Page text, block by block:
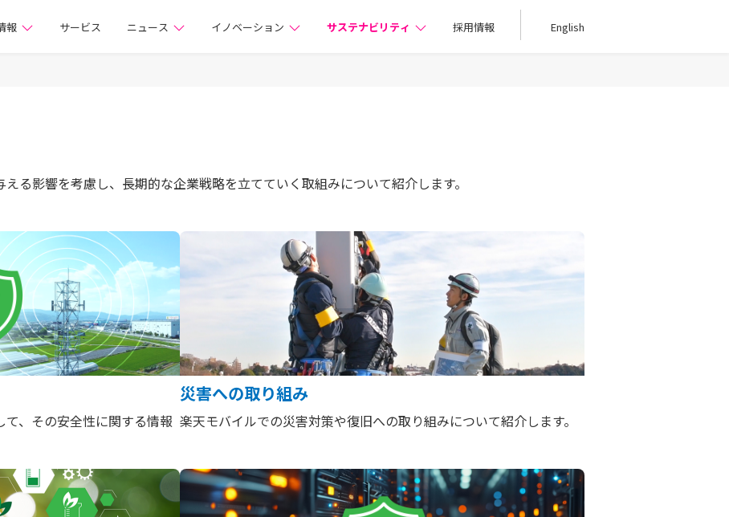
株式会社
報 サービス ニュース イノベーション サステナビリティ 採用情報 English
る影響を考慮し、長期的な企業戦略を立てていく取組みについて紹介します。
、その安全性に関する情報
災害への取り組み
楽天モバイルでの災害対策や復旧への取り組みについて紹介します。